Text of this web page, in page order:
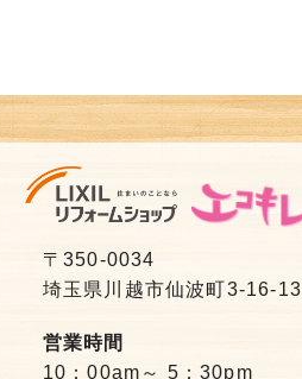
〒350-0034
埼玉県川越市仙波町3-16-13
営業時間
10：00am～ 5：30pm